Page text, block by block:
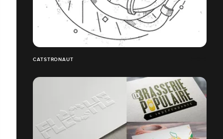
CATSTRONAUT